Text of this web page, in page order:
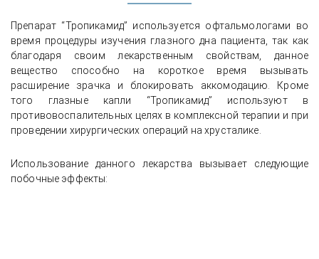
Препарат “Тропикамид” используется офтальмологами во
время процедуры изучения глазного дна пациента, так как
благодаря своим лекарственным свойствам, данное
вещество способно на короткое время вызывать
расширение зрачка и блокировать аккомодацию. Кроме
того глазные капли “Тропикамид” используют в
противовоспалительных целях в комплексной терапии и при
проведении хирургических операций на хрусталике.
Использование данного лекарства вызывает следующие
побочные эффекты: